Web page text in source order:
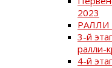
2023
РАЛЛИ
3-й
ралли-
4-й